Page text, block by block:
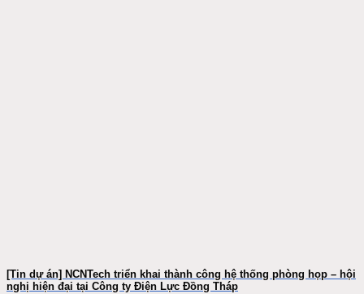
[Tin dự án] NCNTech triển khai thành công hệ thống phòng họp – hội
nghị hiện đại tại Công ty Điện Lực Đồng Tháp